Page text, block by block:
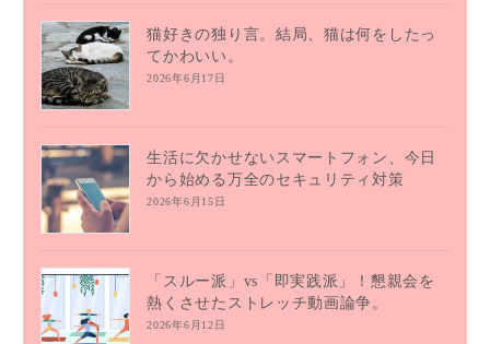
猫好きの独り言。結局、猫は何をしたっ
てかわいい。
2026年6月17日
生活に欠かせないスマートフォン、今日
から始める万全のセキュリティ対策
2026年6月15日
「スルー派」vs「即実践派」！懇親会を
熱くさせたストレッチ動画論争。
2026年6月12日